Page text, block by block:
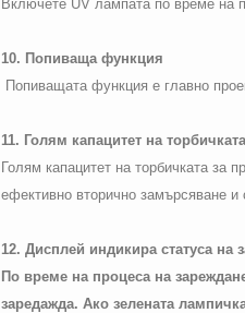
Включете UV лампата по време на
10. Попиваща функция
Попиващата функция е главно
11. Голям капацитет на
Голям капацитет на торбичката за
ефективно вторично замърсяване
12. Дисплей индикира статуса на
По време на процеса на
заредажда. Ако зелената